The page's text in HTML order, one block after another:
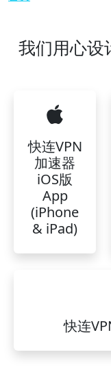
我们用心设
快连VPN
加速器
iOS版
App
(iPhone
& iPad)
快连